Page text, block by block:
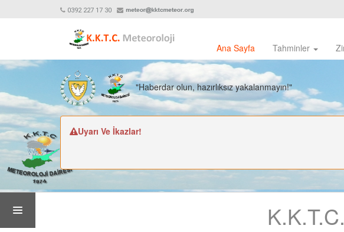
0392 227 17 30
Ana Sayfa Tahminler
"Haberdar olun, hazırlıksız yakalanmayın!"
Uyarı Ve İkazlar!
K.K.T.C.